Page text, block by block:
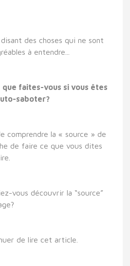
des choses qui ne sont
à entendre...
faites-vous si vous êtes
saboter?
comprendre la « source » de
de faire ce que vous dites
vous découvrir la “source”
de lire cet article.